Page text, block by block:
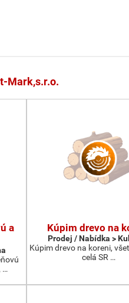
Mark,s.r.o.
a
…
Kúpim drevo na
Prodej / Nabídka >
Kúpim drevo na koreni,
celá SR …